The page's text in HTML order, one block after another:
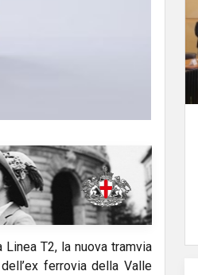
T2, la nuova tramvia
ferrovia della Valle